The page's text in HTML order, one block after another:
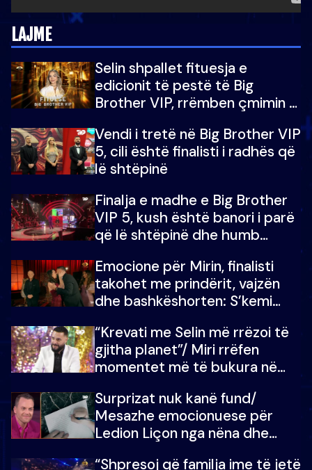
LAJME
Selin shpallet fituesja e
edicionit të pestë të Big
Brother VIP, rrëmben çmimin e
Vendi i tretë në Big Brother VIP
5, cili është finalisti i radhës që
lë shtëpinë
Finalja e madhe e Big Brother
VIP 5, kush është banori i parë
që lë shtëpinë dhe humb
çmimin e madh
Emocione për Mirin, finalisti
takohet me prindërit, vajzën
dhe bashkëshorten: S’kemi
“Krevati me Selin më rrëzoi të
gjitha planet”/ Miri rrëfen
momentet më të bukura në
mungojë zilja e mëngjesit kur…
Surprizat nuk kanë fund/
Mesazhe emocionuese për
Ledion Liçon nga nëna dhe
“Shpresoj që familja ime të jetë